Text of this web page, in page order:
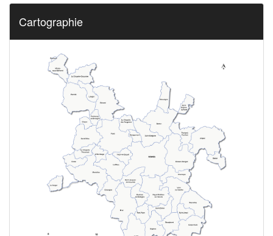
Cartographie